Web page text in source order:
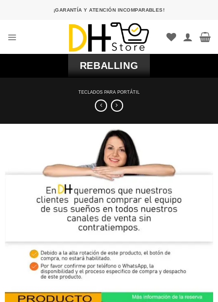
¡GARANTÍA Y ATENCIÓN INCOMPARABLES!
REBALLING
TECLADOS PARA PORTÁTIL